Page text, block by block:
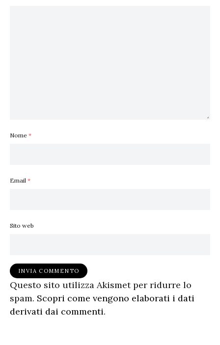
Nome *
Email *
Sito web
Questo sito utilizza Akismet per ridurre lo
spam. Scopri come vengono elaborati i dati
derivati dai commenti.